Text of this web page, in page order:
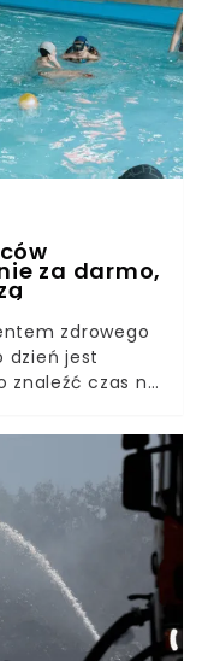
za darmo,
zdrowego
dzień jest
znaleźć czas na
mieszkańcom
takich jak
jedna
pływanie do
z niej